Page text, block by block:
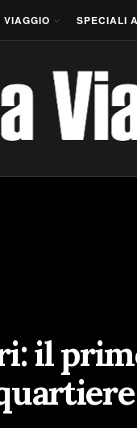
SPECIALI
il